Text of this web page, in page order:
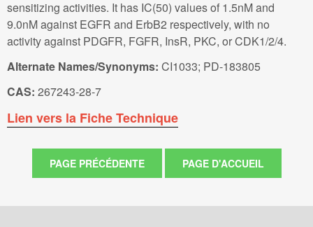
sensitizing activities. It has IC(50) values of 1.5nM and
9.0nM against EGFR and ErbB2 respectively, with no
activity against PDGFR, FGFR, InsR, PKC, or CDK1/2/4.
Alternate Names/Synonyms: CI1033; PD-183805
CAS: 267243-28-7
Lien vers la Fiche Technique